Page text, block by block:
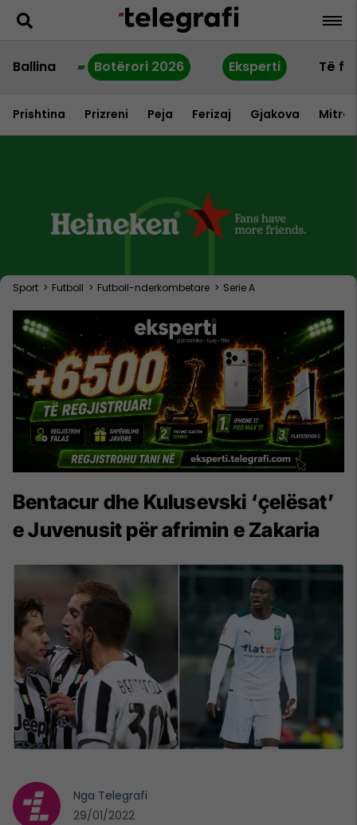
Ballina Botërori 2026 Eksperti Të
Prishtina Prizreni Peja Ferizaj Gjakova
Sport > Futboll > Futboll-nderkombetare > Serie A
Bentacur dhe Kulusevski ‘çelësat’
e Juvenusit për afrimin e Zakaria
Nga Telegrafi
29/01/2022